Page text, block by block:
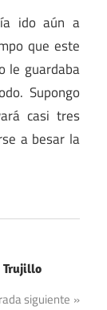
ido aún a
que este
le guardaba
Supongo
casi tres
a besar la
Trujillo
siguiente